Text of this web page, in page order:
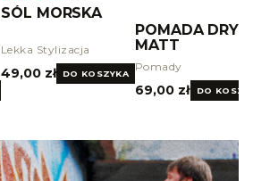
SÓL MORSKA
Lekka Stylizacja
49,00 zł DO KOSZYKA
POMADA DRY
MATT
Pomady
69,00 zł DO